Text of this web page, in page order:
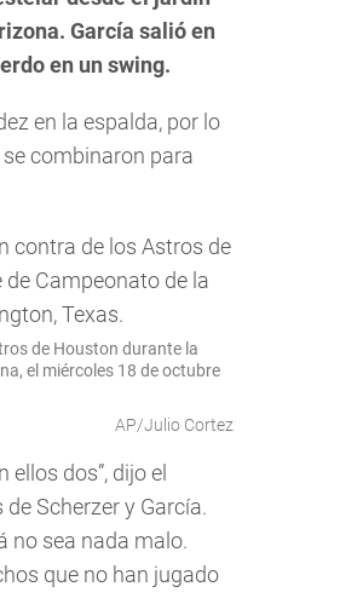
García salió en
en un swing.
en la espalda, por lo
combinaron para
de Houston durante la
el miércoles 18 de octubre
AP/Julio Cortez
dos”, dijo el
Scherzer y García.
no sea nada malo.
que no han jugado